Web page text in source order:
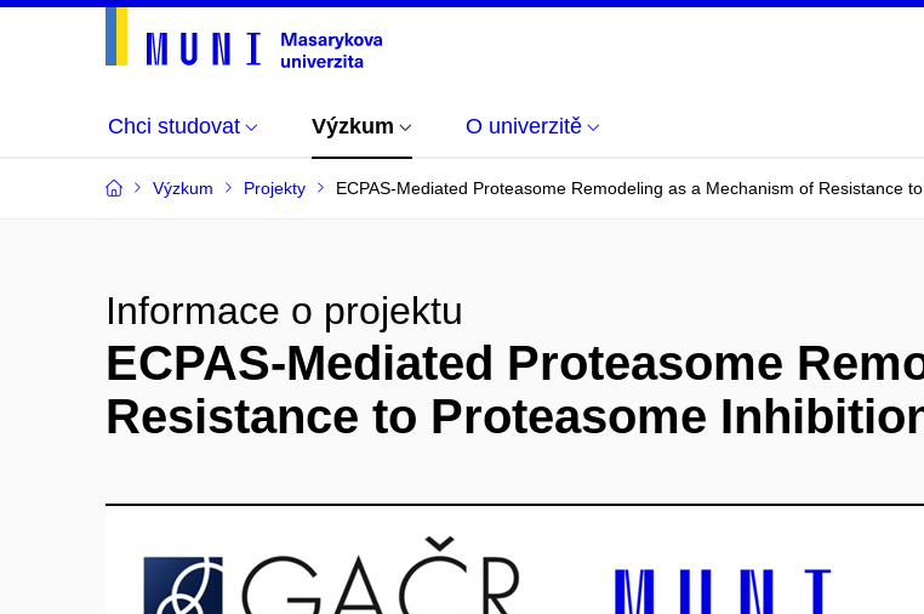
Chci studovat Výzkum O univerzitě
Výzkum Projekty ECPAS-Mediated Proteasome Remodeling as a Mechanism of Resistance
Informace o projektu
ECPAS-Mediated Proteasome
Resistance to Proteasome